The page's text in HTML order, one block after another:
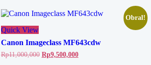
Obral!
Quick View
Canon Imageclass MF643cdw
Rp11,000,000 Harga
Rp9,500,000Harga